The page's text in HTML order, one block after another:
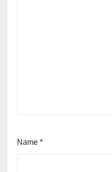
Name *